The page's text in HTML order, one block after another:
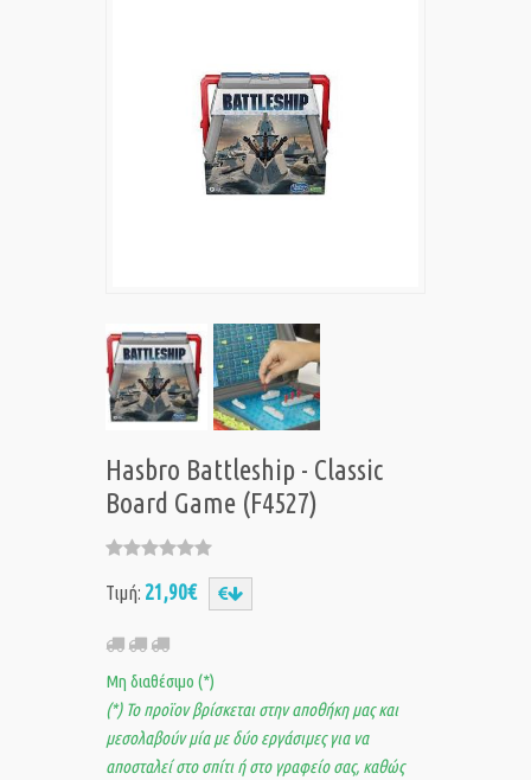
Hasbro Battleship - Classic
Board Game (F4527)
Τιμή: 21,90€
Μη διαθέσιμο (*)
(*) Το προϊον βρίσκεται στην αποθήκη μας και
μεσολαβούν μία με δύο εργάσιμες για να
αποσταλεί στο σπίτι ή στο γραφείο σας, καθώς